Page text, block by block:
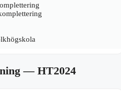
— HT2024